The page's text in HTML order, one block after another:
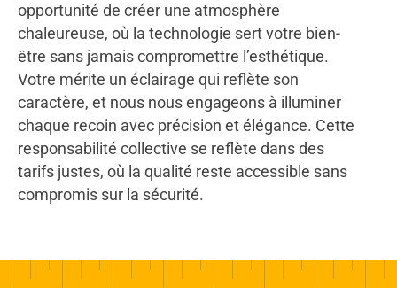
opportunité de créer une atmosphère
chaleureuse, où la technologie sert votre bien-
être sans jamais compromettre l’esthétique.
Votre mérite un éclairage qui reflète son
caractère, et nous nous engageons à illuminer
chaque recoin avec précision et élégance. Cette
responsabilité collective se reflète dans des
tarifs justes, où la qualité reste accessible sans
compromis sur la sécurité.